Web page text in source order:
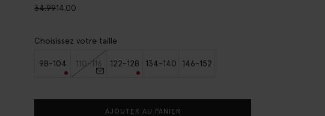
34.9914.00
Choisissez votre taille
98-104 110-116 122-128 134-140 146-152
AJOUTER AU PANIER